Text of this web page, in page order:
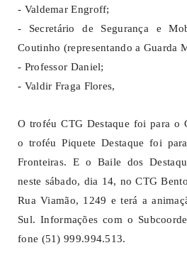
- Valdemar Engroff;
- Secretário de Segurança e
Coutinho (representando a Guarda
- Professor Daniel;
- Valdir Fraga Flores,
O troféu CTG Destaque foi para o
o troféu Piquete Destaque foi
Fronteiras. E o Baile dos
neste sábado, dia 14, no CTG
Rua Viamão, 1249 e terá a
Sul. Informações com o
fone (51) 999.994.513.